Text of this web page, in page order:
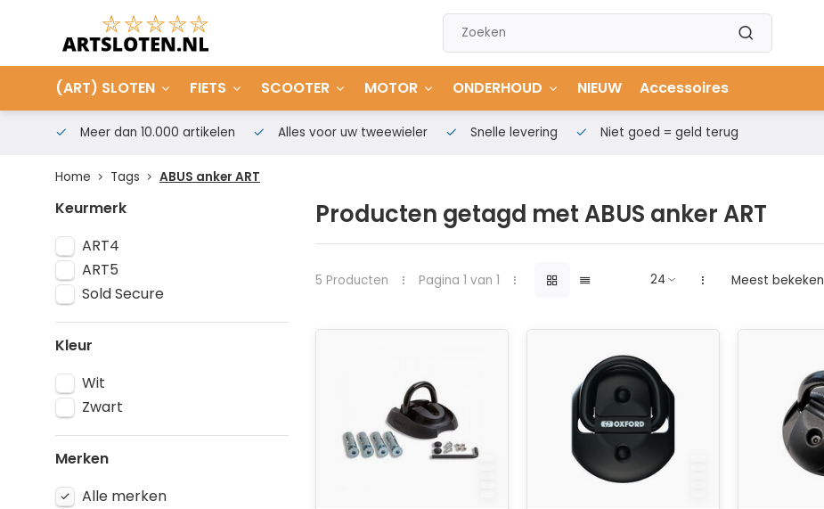
(ART) SLOTEN FIETS SCOOTER MOTOR ONDERHOUD NIEUW Accessoires
Meer dan 10.000 artikelen Alles voor uw tweewieler Snelle levering Niet goed = geld terug
Home Tags ABUS anker ART
Keurmerk
ART4
ART5
Sold Secure
Kleur
Wit
Zwart
Merken
Alle merken
Producten getagd met ABUS anker ART
5 Producten Pagina 1 van 1 Meest bekeken